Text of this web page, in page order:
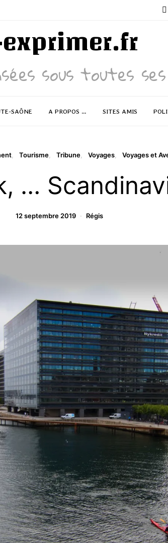
sous toutes
SAÔNE A PROPOS … SITES AMIS
Tourisme Tribune Voyages Voyages et
…
12 septembre 2019 Régis